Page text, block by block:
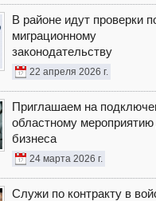
В районе идут проверки
миграционному
законодательству
22 апреля 2026 г.
Приглашаем на
областному
бизнеса
24 марта 2026 г.
Служи по контракту в